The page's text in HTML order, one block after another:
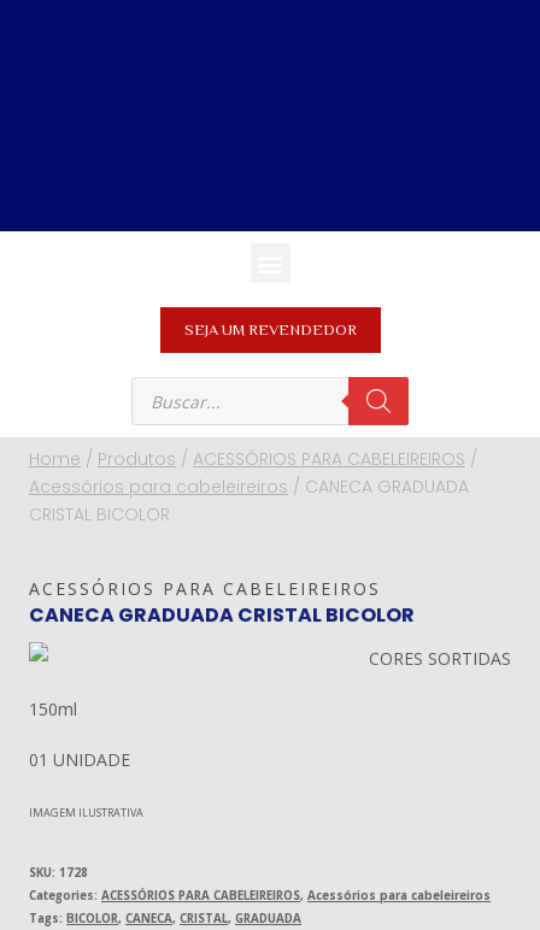
SEJA UM REVENDEDOR
Home / Produtos / ACESSÓRIOS PARA CABELEIREIROS /
Acessórios para cabeleireiros / CANECA GRADUADA
CRISTAL BICOLOR
ACESSÓRIOS PARA CABELEIREIROS
CANECA GRADUADA CRISTAL BICOLOR
CORES SORTIDAS
150ml
01 UNIDADE
IMAGEM ILUSTRATIVA
SKU: 1728
Categories: ACESSÓRIOS PARA CABELEIREIROS, Acessórios para cabeleireiros
Tags: BICOLOR, CANECA, CRISTAL, GRADUADA